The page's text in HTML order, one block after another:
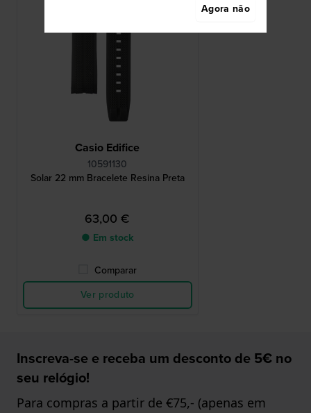
Casio Edifice
10591130
Solar 22 mm Bracelete Resina Preta
63,00 €
● Em stock
Comparar
Ver produto
Inscreva-se e receba um desconto de 5€ no
seu relógio!
Para compras a partir de €75,- (apenas em
Agora não